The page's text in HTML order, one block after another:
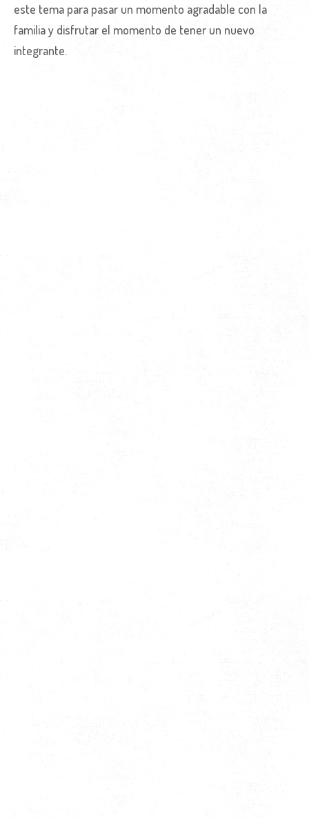
este tema para pasar un momento agradable con la
familia y disfrutar el momento de tener un nuevo
integrante.